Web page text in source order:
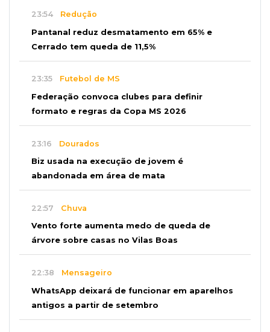
23:54 Redução
Pantanal reduz desmatamento em 65% e
Cerrado tem queda de 11,5%
23:35 Futebol de MS
Federação convoca clubes para definir
formato e regras da Copa MS 2026
23:16 Dourados
Biz usada na execução de jovem é
abandonada em área de mata
22:57 Chuva
Vento forte aumenta medo de queda de
árvore sobre casas no Vilas Boas
22:38 Mensageiro
WhatsApp deixará de funcionar em aparelhos
antigos a partir de setembro